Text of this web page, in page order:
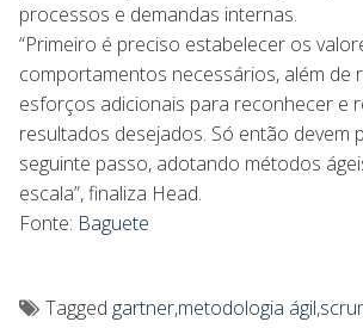
processos e demandas internas.
“Primeiro é preciso estabelecer os
comportamentos necessários, além de
esforços adicionais para reconhecer e
resultados desejados. Só então devem
seguinte passo, adotando métodos
escala”, finaliza Head.
Fonte: Baguete
Tagged gartner,metodologia ágil,